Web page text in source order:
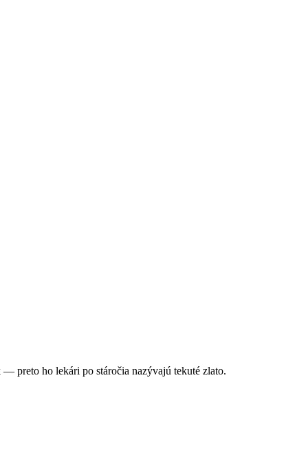
preto ho lekári po stáročia nazývajú tekuté zlato.